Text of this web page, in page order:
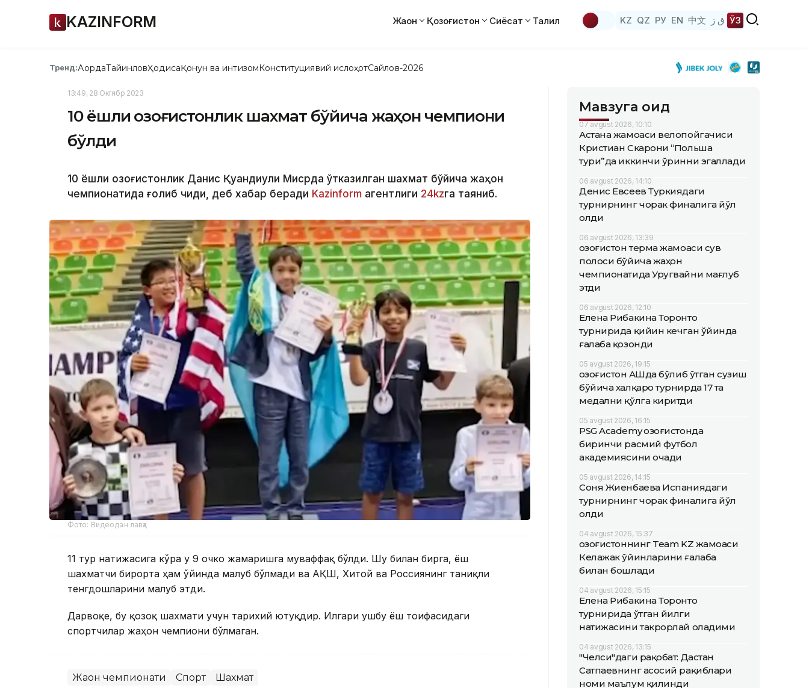
KAZINFORM Жаҳон Қозоғистон Сиёсат Таҳлил KZ QZ РУ EN 中文 ق ز ЎЗ
Тренд:АқордаТайинловҲодисаҚонун ва интизомКонституциявий ислоҳотСайлов-2026
13:49, 28 Октябр 2023
10 ёшли қозоғистонлик шахмат бўйича жаҳон чемпиони
бўлди
10 ёшли қозоғистонлик Данис Қуандиқули Мисрда ўтказилган шахмат бўйича жаҳон
чемпионатида ғолиб чиқди, деб хабар беради Kazinform агентлиги 24kzга таяниб.
Фото: Видеодан лавҳа
11 тур натижасига кўра у 9 очко жамғаришга муваффақ бўлди. Шу билан бирга, ёш
шахматчи бирорта ҳам ўйинда мағлуб бўлмади ва АҚШ, Хитой ва Россиянинг таниқли
тенгдошларини мағлуб этди.
Дарвоқе, бу қозоқ шахмати учун тарихий ютуқдир. Илгари ушбу ёш тоифасидаги
спортчилар жаҳон чемпиони бўлмаган.
Жаҳон чемпионати Спорт Шахмат
Мавзуга оид
07 avgust 2026, 10:10
Астана жамоаси велопойгачиси
Кристиан Скарони “Польша
тури”да иккинчи ўринни эгаллади
06 avgust 2026, 14:10
Денис Евсеев Туркиядаги
турнирнинг чорак финалига йўл
олди
06 avgust 2026, 13:39
Қозоғистон терма жамоаси сув
полоси бўйича жаҳон
чемпионатида Уругвайни мағлуб
этди
06 avgust 2026, 12:10
Елена Рибакина Торонто
турнирида қийин кечган ўйинда
ғалаба қозонди
05 avgust 2026, 19:15
Қозоғистон АҚШда бўлиб ўтган сузиш
бўйича халқаро турнирда 17 та
медални қўлга киритди
05 avgust 2026, 16:15
PSG Academy Қозоғистонда
биринчи расмий футбол
академиясини очади
05 avgust 2026, 14:15
Соня Жиенбаева Испаниядаги
турнирнинг чорак финалига йўл
олди
04 avgust 2026, 15:37
Қозоғистоннинг Team KZ жамоаси
Келажак ўйинларини ғалаба
билан бошлади
04 avgust 2026, 15:15
Елена Рибакина Торонто
турнирида ўтган йилги
натижасини такрорлай оладими
04 avgust 2026, 13:15
"Челси"даги рақобат: Дастан
Сатпаевнинг асосий рақиблари
номи маълум қилинди